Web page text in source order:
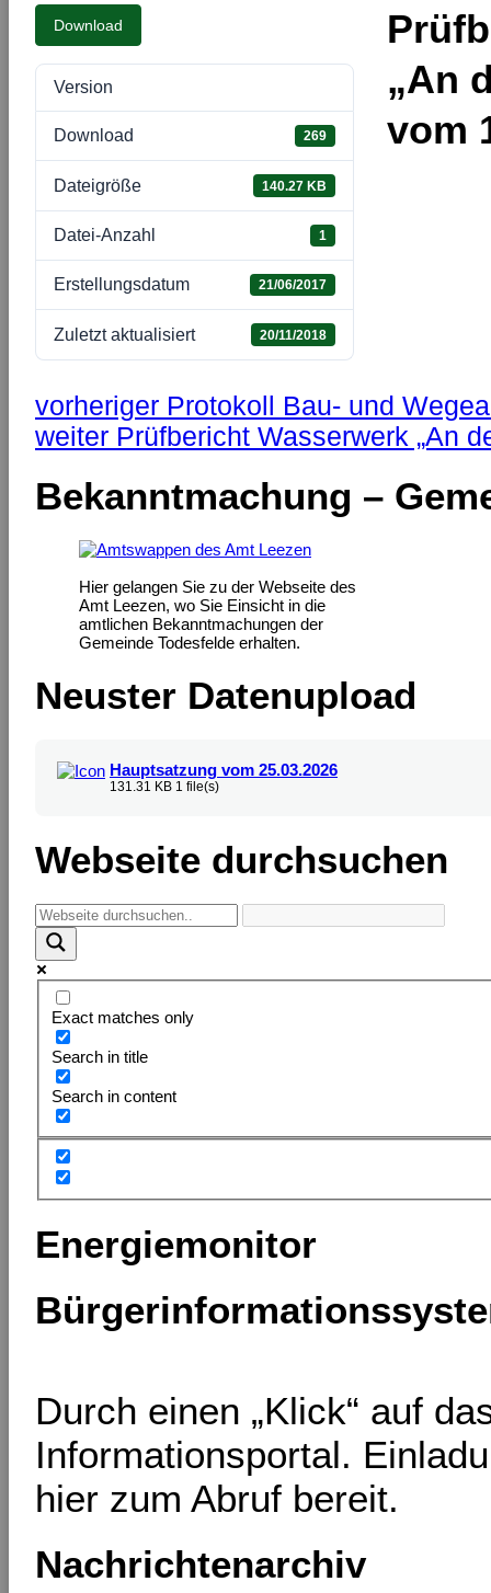
Download
Version
Download 269
Dateigröße 140.27 KB
Datei-Anzahl 1
Erstellungsdatum 21/06/2017
Zuletzt aktualisiert 20/11/2018
„An
vom
vorheriger Protokoll Bau- und
weiter Prüfbericht Wasserwerk „An
Bekanntmachung –
Hier gelangen Sie zu der Webseite des
Amt Leezen, wo Sie Einsicht in die
amtlichen Bekanntmachungen der
Gemeinde Todesfelde erhalten.
Neuster Datenupload
Hauptsatzung vom 25.03.2026
131.31 KB 1 file(s)
Webseite durchsuchen
Exact matches only
Search in title
Search in content
Energiemonitor
Durch einen „Klick“ auf
Informationsportal.
hier zum Abruf bereit.
Nachrichtenarchiv